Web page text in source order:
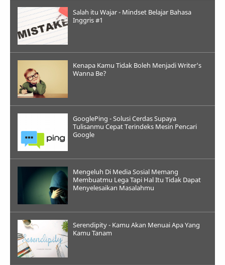
Salah itu Wajar - Mindset Belajar Bahasa
Inggris #1
Kenapa Kamu Tidak Boleh Menjadi Writer's
Wanna Be?
GooglePing - Solusi Cerdas Supaya
Tulisanmu Cepat Terindeks Mesin Pencari
Google
Mengeluh Di Media Sosial Memang
Membuatmu Lega Tapi Hal Itu Tidak Dapat
Menyelesaikan Masalahmu
Serendipity - Kamu Akan Menuai Apa Yang
Kamu Tanam